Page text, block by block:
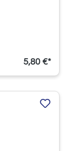
5,80 €*